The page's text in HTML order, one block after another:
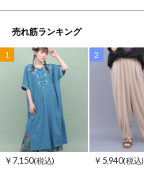
売れ筋ランキング
1
￥7,150(税込)
2
￥5,940(税込)